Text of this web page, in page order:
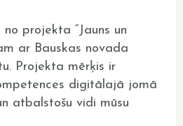
projekta “Jauns un
ar Bauskas novada
Projekta mērķis ir
digitālajā jomā
atbalstošu vidi mūsu